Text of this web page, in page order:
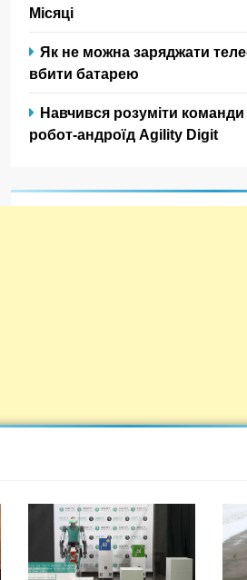
Місяці
Як не можна заряджати
вбити батарею
Навчився розуміти
робот-андроїд Agility Digit